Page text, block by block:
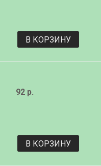
В КОРЗИНУ
92 р.
В КОРЗИНУ